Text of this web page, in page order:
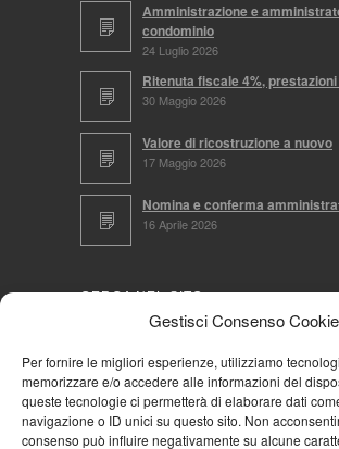
Gestisci Consenso Cookie
Per fornire le migliori esperienze, utilizziamo
memorizzare e/o accedere alle informazioni del
queste tecnologie ci permetterà di elaborare dati
navigazione o ID unici su questo sito. Non
consenso può influire negativamente su alcune
Amministrazione e
condominio
24 Luglio 2026
Ritenuta fiscale 4%,
30 Maggio 2026
Valore di ricostruzione a nuovo
17 Maggio 2026
Nomina e conferma
16 Aprile 2026
CERCA NEL SITO
NAVIGA PER
Mappa completa